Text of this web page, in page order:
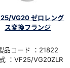
VG20 ゼロレング
ス変換フランジ
品コード ：21822
：VF25/VG20ZLR